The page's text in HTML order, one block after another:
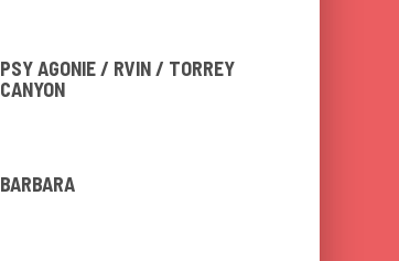
PSY AGONIE / RVIN / TORREY
CANYON
BARBARA